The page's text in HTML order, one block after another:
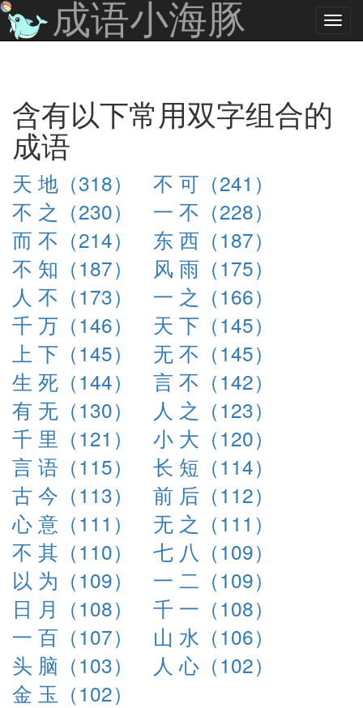
成语小海豚
含有以下常用双字组合的
成语
天 地（318）
不 可（241）
不 之（230）
一 不（228）
而 不（214）
东 西（187）
不 知（187）
风 雨（175）
人 不（173）
一 之（166）
千 万（146）
天 下（145）
上 下（145）
无 不（145）
生 死（144）
言 不（142）
有 无（130）
人 之（123）
千 里（121）
小 大（120）
言 语（115）
长 短（114）
古 今（113）
前 后（112）
心 意（111）
无 之（111）
不 其（110）
七 八（109）
以 为（109）
一 二（109）
日 月（108）
千 一（108）
一 百（107）
山 水（106）
头 脑（103）
人 心（102）
金 玉（102）